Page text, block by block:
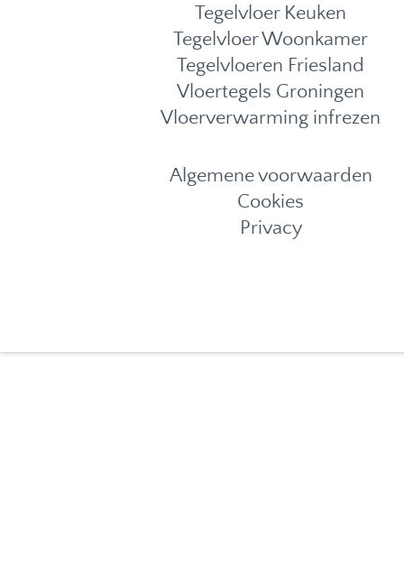
Tegelvloer Keuken
Tegelvloer Woonkamer
Tegelvloeren Friesland
Vloertegels Groningen
Vloerverwarming infrezen
Algemene voorwaarden
Cookies
Privacy